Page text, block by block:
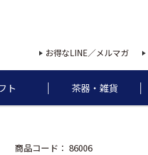
お得なLINE／メルマガ
ト 茶器・雑貨
商品コード： 86006